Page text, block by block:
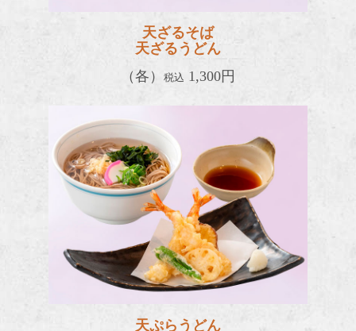
天ざるそば
天ざるうどん
（各）
税込 1,300円
天ぷらうどん